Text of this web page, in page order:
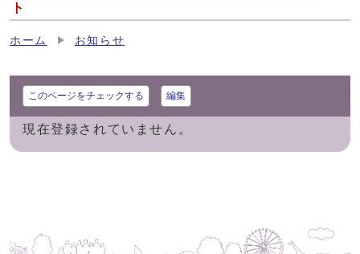
ト
ホーム お知らせ
このページをチェックする 編集
現在登録されていません。